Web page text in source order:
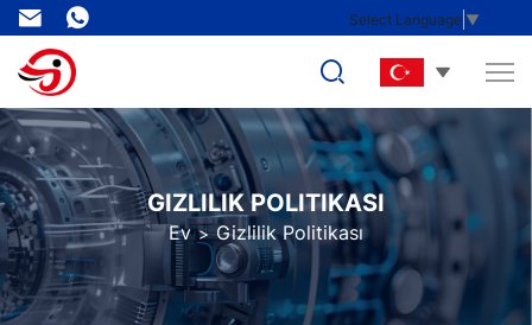
Select Language ▼
Jinan
Golden
Bridge
Precision
Machinery
Co.,
Ltd.
GIZLILIK POLITIKASI
Ev Gizlilik Politikası